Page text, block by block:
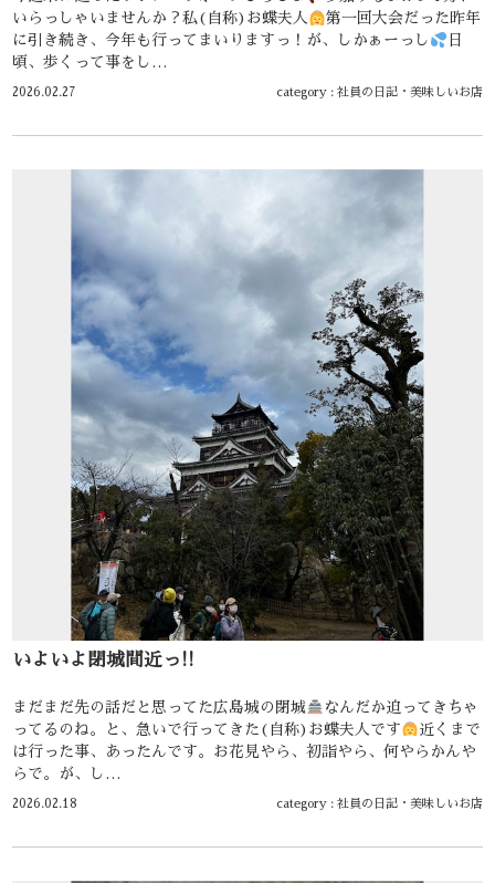
いらっしゃいませんか？私(自称)お蝶夫人
第一回大会だった昨年
に引き続き、今年も行ってまいりますっ！が、しかぁーっし
日
頃、歩くって事をし…
2026.02.27 category : 社員の日記・ 美味しいお店
いよいよ閉城間近っ!!
まだまだ先の話だと思ってた広島城の閉城
なんだか迫ってきちゃ
ってるのね。と、急いで行ってきた(自称)お蝶夫人です
近くまで
は行った事、あったんです。お花見やら、初詣やら、何やらかんや
らで。が、し…
2026.02.18 category : 社員の日記・ 美味しいお店